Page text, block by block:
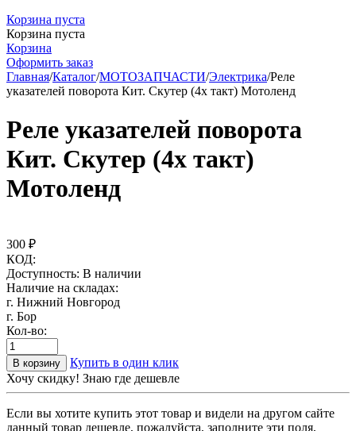
Корзина пуста
Корзина пуста
Корзина
Оформить заказ
Главная/Каталог/МОТОЗАПЧАСТИ/Электрика/Реле
указателей поворота Кит. Скутер (4х такт) Мотоленд
Реле указателей поворота
Кит. Скутер (4х такт)
Мотоленд
300 ₽
КОД:
Доступность: В наличии
Наличие на складах:
г. Нижний Новгород
г. Бор
Кол-во:
В корзину
Купить в один клик
Хочу скидку! Знаю где дешевле
Если вы хотите купить этот товар и видели на другом сайте
данный товар дешевле, пожалуйста, заполните эти поля,